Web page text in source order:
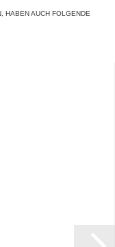
HABEN AUCH FOLGENDE